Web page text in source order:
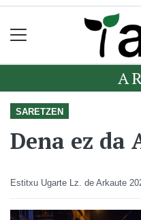
SARETZEN
Dena ez da
Estitxu Ugarte Lz. de Arkaute